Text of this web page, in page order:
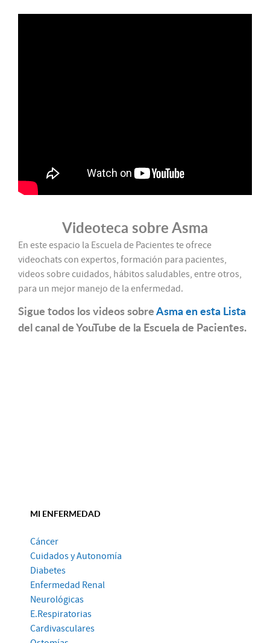
Videoteca sobre Asma
En este espacio la Escuela de Pacientes te ofrece
videochats con expertos, formación para pacientes,
videos sobre cuidados, hábitos saludables, entre otros,
para un mejor manejo de la enfermedad.
Sigue todos los videos sobreAsma en esta Lista
del canal de YouTube de la Escuela de Pacientes.
MI ENFERMEDAD
Cáncer
Cuidados y Autonomía
Diabetes
Enfermedad Renal
Neurológicas
E.Respiratorias
Cardivasculares